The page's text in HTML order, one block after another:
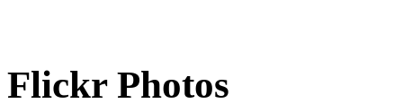
Flickr Photos